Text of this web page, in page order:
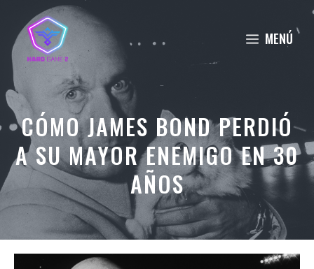
contenido
MENÚ
CÓMO JAMES BOND PERDIÓ
A SU MAYOR ENEMIGO EN 30
AÑOS